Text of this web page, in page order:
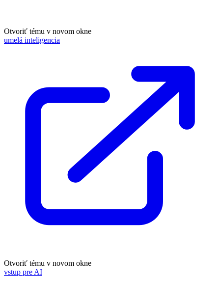
Otvoriť tému v novom okne
umelá inteligencia
Otvoriť tému v novom okne
vstup pre AI